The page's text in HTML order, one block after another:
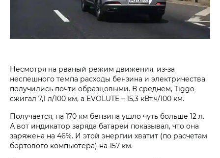
Несмотря на рваный режим движения, из-за
неспешного темпа расходы бензина и электричества
получились почти образцовыми. В среднем, Tiggo
сжигал 7,1 л/100 км, а EVOLUTE – 15,3 кВт.ч/100 км.
Получается, на 170 км бензина ушло чуть больше 12 л.
А вот индикатор заряда батареи показывал, что она
заряжена на 46%. И этой энергии хватит (по расчетам
бортового компьютера) на 157 км.